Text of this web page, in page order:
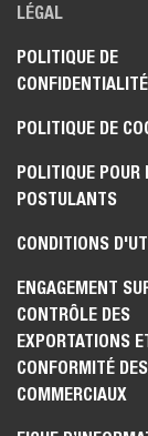
LÉGAL
POLITIQUE DE
CONFIDENTIALITÉ
POLITIQUE DE
POLITIQUE POUR
POSTULANTS
CONDITIONS
ENGAGEMENT
CONTRÔLE DES
EXPORTATIONS
CONFORMITÉ
COMMERCIAUX